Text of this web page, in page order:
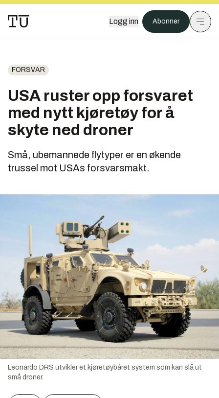
Logg inn Abonner
FORSVAR
USA ruster opp forsvaret
med nytt kjøretøy for å
skyte ned droner
Små, ubemannede flytyper er en økende
trussel mot USAs forsvarsmakt.
Leonardo DRS utvikler et kjøretøybåret system som kan slå ut
små droner.